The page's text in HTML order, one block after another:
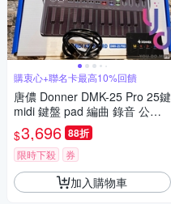
購衷心+聯名卡最高10%回饋
唐儂 Donner DMK-25 Pro 25鍵
midi 鍵盤 pad 編曲 錄音 公司
貨
$3,696 88折
限時下殺 券
加入購物車